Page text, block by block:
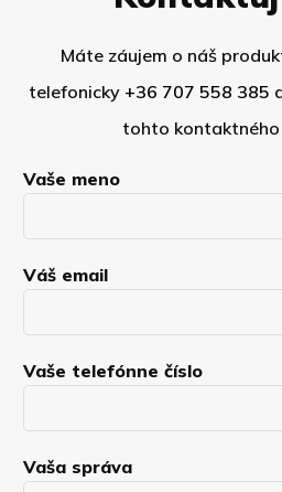
Máte záujem o náš
telefonicky +36 707 558 385
tohto
Vaše meno
Váš email
Vaše telefónne číslo
Vaša správa